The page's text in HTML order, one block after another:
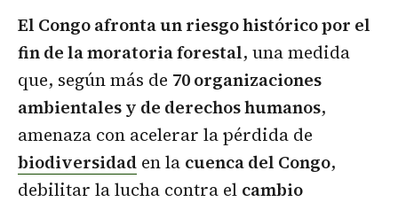
El Congo afronta un riesgo histórico por el
fin de la moratoria forestal, una medida
que, según más de 70 organizaciones
ambientales y de derechos humanos,
amenaza con acelerar la pérdida de
biodiversidad en la cuenca del Congo,
debilitar la lucha contra el cambio